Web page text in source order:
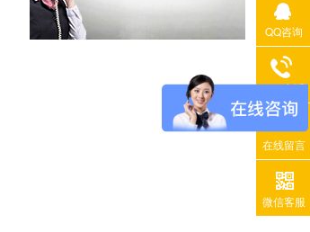
QQ咨询
400电话
在线留言
微信客服